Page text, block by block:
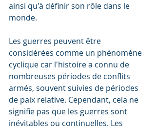
ainsi qu'à définir son rôle dans le
monde.
Les guerres peuvent être
considérées comme un phénomène
cyclique car l'histoire a connu de
nombreuses périodes de conflits
armés, souvent suivies de périodes
de paix relative. Cependant, cela ne
signifie pas que les guerres sont
inévitables ou continuelles. Les